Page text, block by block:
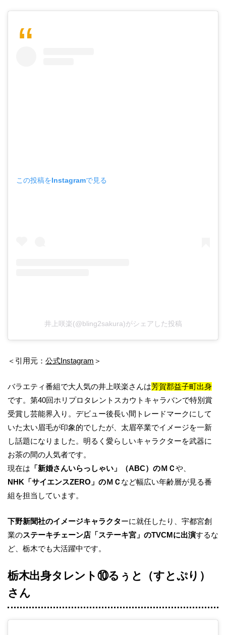
この投稿をInstagramで見る
井上咲楽(@bling2sakura)がシェアした投稿
＜引用元： 公式Instagram ＞
バラエティ番組で大人気の井上咲楽さんは芳賀郡益子町出身
です。第40回ホリプロタレントスカウトキャラバンで特別賞
受賞し芸能界入り。デビュー後長い間トレードマークにして
いた太い眉毛が印象的でしたが、太眉卒業でイメージを一新
し話題になりました。明るく愛らしいキャラクターを武器に
お茶の間の人気者です。
現在は 「新婚さんいらっしゃい」（ABC）のＭＣや、
NHK「サイエンスZERO」のＭＣ など幅広い年齢層が見る番
組を担当しています。
下野新聞社のイメージキャラクターに就任したり、宇都宮創
業のステーキチェーン店「ステーキ宮」のTVCMに出演するな
ど、栃木でも大活躍中です。
栃木出身タレント⑩るぅと（すとぷり）
さん